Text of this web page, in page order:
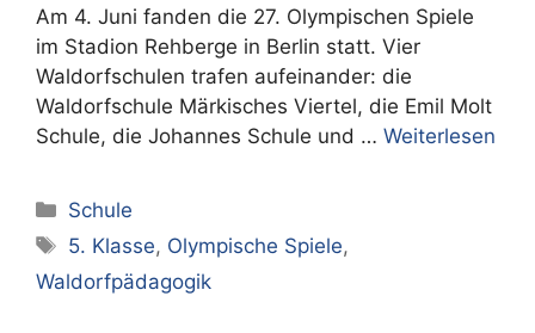
Am 4. Juni fanden die 27. Olympischen Spiele
im Stadion Rehberge in Berlin statt. Vier
Waldorfschulen trafen aufeinander: die
Waldorfschule Märkisches Viertel, die Emil Molt
Schule, die Johannes Schule und … Weiterlesen
Kategorien
Schule
Schlagwörter
5. Klasse, Olympische Spiele,
Waldorfpädagogik